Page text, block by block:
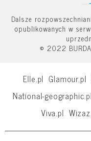
Dalsze
opublikowanych w
© 2022
Elle.pl Glamour.pl
National-geographic.pl
Viva.pl